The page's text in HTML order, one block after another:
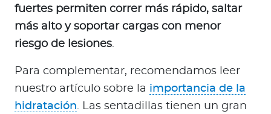
fuertes permiten correr más rápido, saltar
más alto y soportar cargas con menor
riesgo de lesiones.
Para complementar, recomendamos leer
nuestro artículo sobre la importancia de la
hidratación. Las sentadillas tienen un gran